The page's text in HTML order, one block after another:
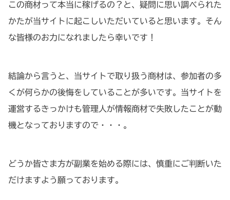
この商材って本当に稼げるの？と、疑問に思い調べられた
かたが当サイトに起こしいただいていると思います。そん
な皆様のお力になれましたら幸いです！
結論から言うと、当サイトで取り扱う商材は、参加者の多
くが何らかの後悔をしていることが多いです。当サイトを
運営するきっかけも管理人が情報商材で失敗したことが動
機となっておりますので・・・。
どうか皆さま方が副業を始める際には、慎重にご判断いた
だけますよう願っております。